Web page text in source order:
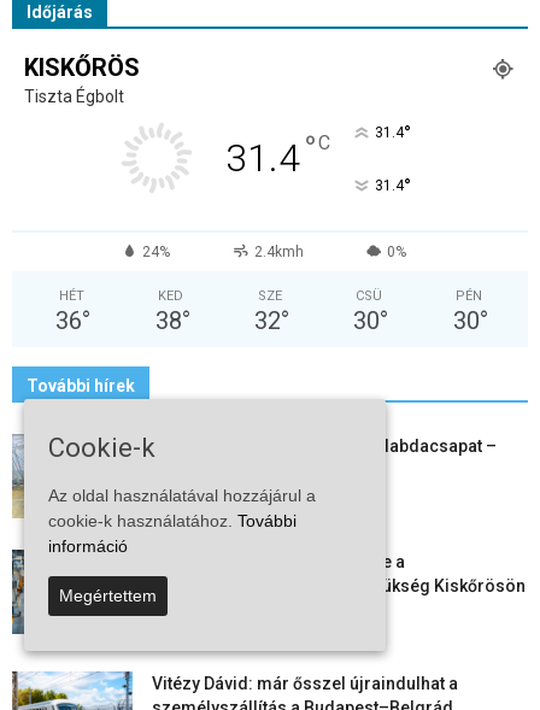
Időjárás
KISKŐRÖS
Tiszta Égbolt
31.4°C 31.4°
31.4°
24% 2.4kmh 0%
HÉT
36°
KED
38°
SZE
32°
CSÜ
30°
PÉN
30°
További hírek
Megszűnt a kiskőrösi női kézilabdacsapat –
2026-08-08
Aktuális állásajánlatok: ezekre a
munkavállalókra van most szükség Kiskőrösön
és a...
Vitézy Dávid: már ősszel újraindulhat a
Cookie-k
Az oldal használatával hozzájárul a
cookie-k használatához. További
információ
Megértettem